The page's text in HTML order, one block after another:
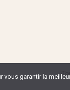
garantir la